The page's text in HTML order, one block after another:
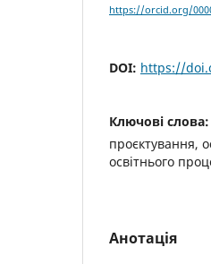
https://orcid.org/
DOI: https://
Ключові слова:
проєктування,
освітнього
Анотація